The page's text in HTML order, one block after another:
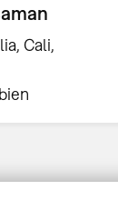
Cali,